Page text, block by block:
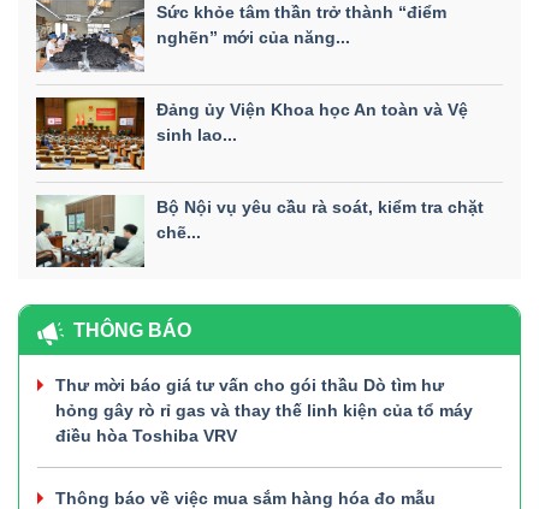
Sức khỏe tâm thần trở thành “điểm
nghẽn” mới của năng...
Đảng ủy Viện Khoa học An toàn và Vệ
sinh lao...
Bộ Nội vụ yêu cầu rà soát, kiểm tra chặt
chẽ...
THÔNG BÁO
Thư mời báo giá tư vấn cho gói thầu Dò tìm hư
hỏng gây rò rỉ gas và thay thế linh kiện của tổ máy
điều hòa Toshiba VRV
Thông báo về việc mua sắm hàng hóa đo mẫu